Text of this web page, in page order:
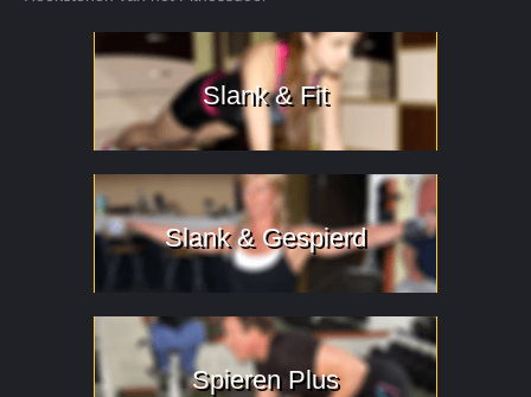
Slank & Fit
Slank & Gespierd
Spieren Plus